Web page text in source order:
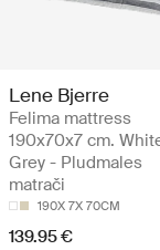
Lene Bjerre
Felima mattress
190x70x7 cm.
Grey - Pludmales
matrači
190X 7X 70CM
139.95 €